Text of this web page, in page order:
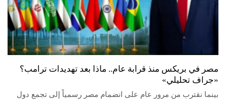
مصر في بريكس منذ قرابة عام.. ماذا بعد تهديدات ترامب؟
«جراف تحليلي»
بينما نقترب من مرور عام على انضمام مصر رسمياً إلى تجمع دول